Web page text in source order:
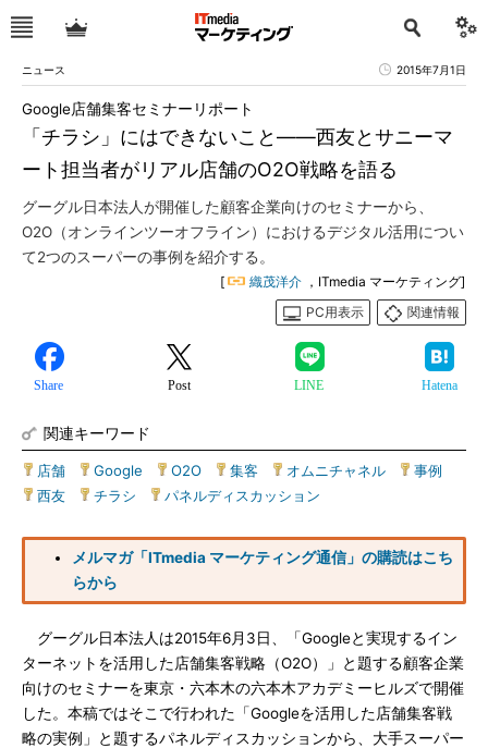
ニュース 2015年7月1日
「チラシ」にはできないこと――西友とサニーマ
ート担当者がリアル店舗のO2O戦略を語る
Google店舗集客セミナーリポート
グーグル日本法人が開催した顧客企業向けのセミナーから、
O2O（オンラインツーオフライン）におけるデジタル活用につい
て2つのスーパーの事例を紹介する。
[ 織茂洋介 ，ITmedia マーケティング]
PC用表示
関連情報
Share Post LINE Hatena
関連キーワード
店舗 Google O2O 集客 オムニチャネル 事例
西友
チラシ パネルディスカッション
メルマガ「ITmedia マーケティング通信」の購読はこち
らから
グーグル日本法人は2015年6月3日、「Googleと実現するイン
ターネットを活用した店舗集客戦略（O2O）」と題する顧客企業
向けのセミナーを東京・六本木の六本木アカデミーヒルズで開催
した。本稿ではそこで行われた「Googleを活用した店舗集客戦
略の実例」と題するパネルディスカッションから、大手スーパー